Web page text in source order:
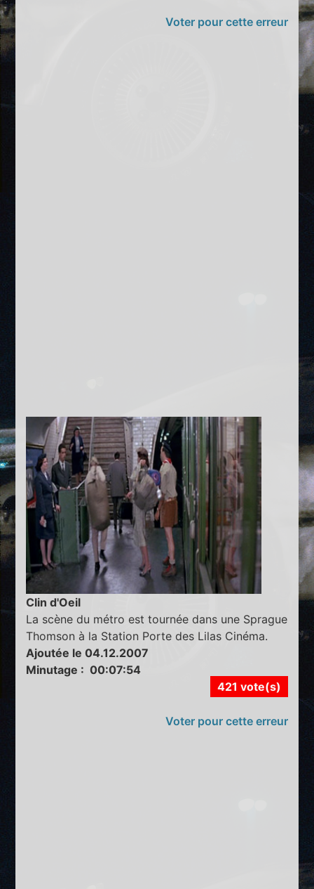
Voter pour cette erreur
Clin d'Oeil
La scène du métro est tournée dans une Sprague
Thomson à la Station Porte des Lilas Cinéma.
Ajoutée le 04.12.2007
Minutage : 00:07:54
421 vote(s)
Voter pour cette erreur